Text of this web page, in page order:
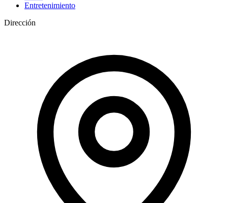
Entretenimiento
Dirección